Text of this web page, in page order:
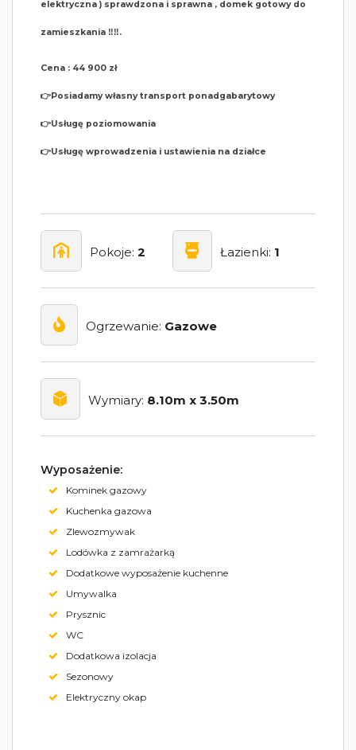
elektryczna ) sprawdzona i sprawna , domek gotowy do
zamieszkania ‼️‼️.
Cena : 44 900 zł
👉Posiadamy własny transport ponadgabarytowy
👉Usługę poziomowania
👉Usługę wprowadzenia i ustawienia na działce
Pokoje: 2 Łazienki: 1
Ogrzewanie: Gazowe
Wymiary: 8.10m x 3.50m
Wyposażenie:
Kominek gazowy
Kuchenka gazowa
Zlewozmywak
Lodówka z zamrażarką
Dodatkowe wyposażenie kuchenne
Umywalka
Prysznic
WC
Dodatkowa izolacja
Sezonowy
Elektryczny okap